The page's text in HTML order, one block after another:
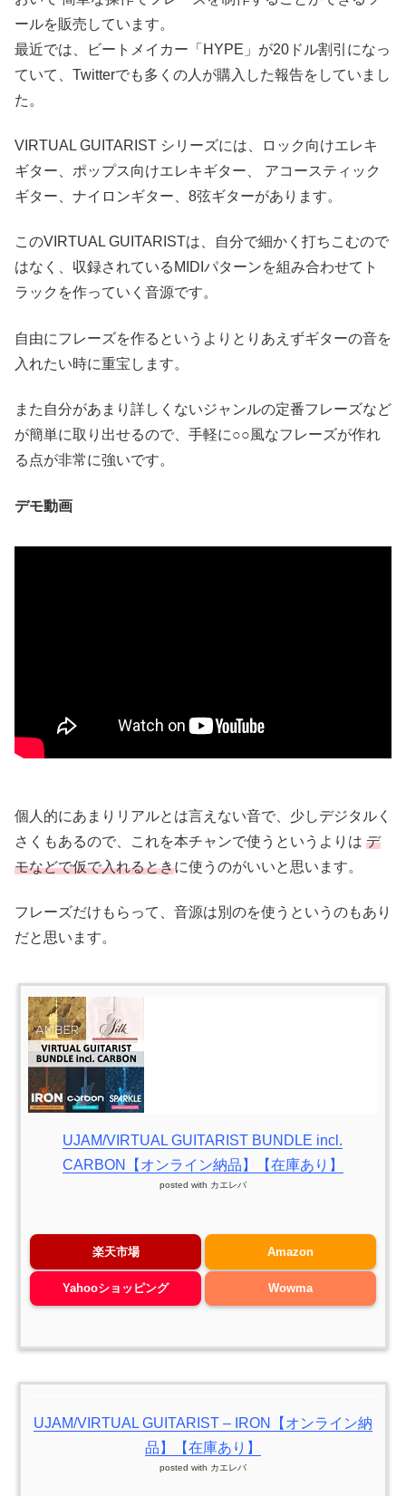
ールを販売しています。
最近では、ビートメイカー「HYPE」が20ドル割引になっ
ていて、Twitterでも多くの人が購入した報告をしていまし
た。
VIRTUAL GUITARIST シリーズには、ロック向けエレキ
ギター、ポップス向けエレキギター、 アコースティック
ギター、ナイロンギター、8弦ギターがあります。
このVIRTUAL GUITARISTは、自分で細かく打ちこむので
はなく、収録されているMIDIパターンを組み合わせてト
ラックを作っていく音源です。
自由にフレーズを作るというよりとりあえずギターの音を
入れたい時に重宝します。
また自分があまり詳しくないジャンルの定番フレーズなど
が簡単に取り出せるので、手軽に○○風なフレーズが作れ
る点が非常に強いです。
デモ動画
個人的にあまりリアルとは言えない音で、少しデジタルく
さくもあるので、これを本チャンで使うというよりは デ
モなどで仮で入れるときに使うのがいいと思います。
フレーズだけもらって、音源は別のを使うというのもあり
だと思います。
UJAM/VIRTUAL GUITARIST BUNDLE incl.
CARBON【オンライン納品】【在庫あり】
posted with カエレバ
楽天市場 Amazon
Yahooショッピング Wowma
UJAM/VIRTUAL GUITARIST – IRON【オンライン納
品】【在庫あり】
posted with カエレバ